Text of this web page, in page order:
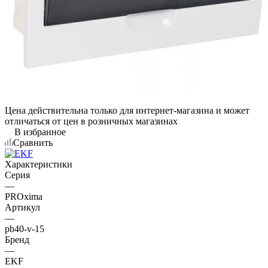
Цена действительна только для интернет-магазина и может
отличаться от цен в розничных магазинах
В избранное
Сравнить
Характеристики
Серия
—
PROxima
Артикул
—
pb40-v-15
Бренд
—
EKF